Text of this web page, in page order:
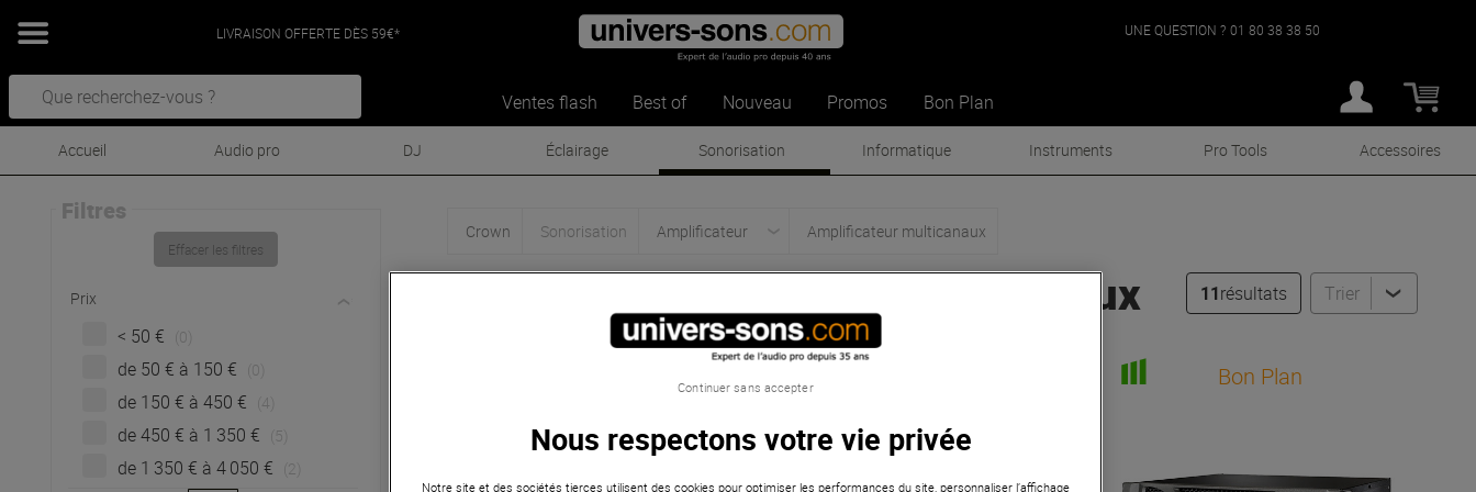
LIVRAISON OFFERTE DÈS 59€*
Ventes flash Best of Nouveau Promos Bon Plan
UNE QUESTION ? 01 80 38 38 50
Accueil Audio pro DJ Éclairage Sonorisation Informatique Instruments Pro Tools Accessoires
Filtres
Effacer les filtres
Prix
< 50 € (0)
de 50 € à 150 € (0)
de 150 € à 450 € (4)
de 450 € à 1 350 € (5)
de 1 350 € à 4 050 € (2)
Crown Sonorisation Amplificateur Amplificateur multicanaux
Crown-Amplificateur multicanaux 11résultats Trier
Bon Plan
Nous respectons votre vie privée
Notre site et des sociétés tierces utilisent des cookies pour optimiser les performances du site, personnaliser l’affichage
Continuer sans accepter